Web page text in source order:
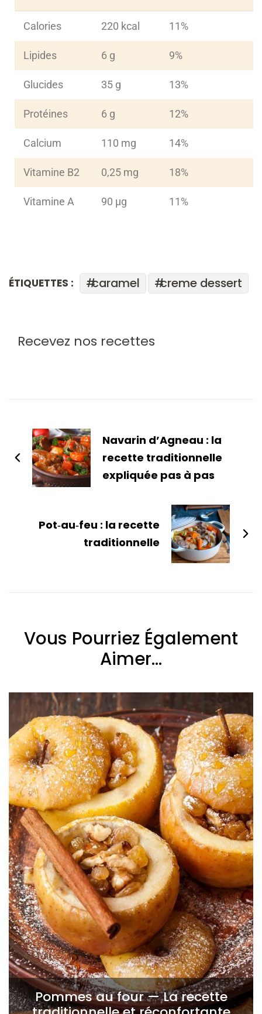
Calories 220 kcal 11%
Lipides 6 g 9%
Glucides 35 g 13%
Protéines 6 g 12%
Calcium 110 mg 14%
Vitamine B2 0,25 mg 18%
Vitamine A 90 µg 11%
ÉTIQUETTES : caramel creme dessert
Recevez nos recettes
Navarin d’Agneau : la
recette traditionnelle
expliquée pas à pas
Pot‑au‑feu : la recette
traditionnelle
Vous Pourriez Également
Aimer...
Pommes au four — La recette